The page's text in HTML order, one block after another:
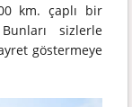
km. çaplı bir
sizlerle
göstermeye